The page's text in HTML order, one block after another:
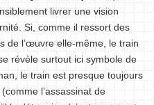
livrer une vision
Si, comme il ressort des
de l’œuvre elle-même, le train
révèle surtout ici symbole de
le train est presque toujours
l’assassinat de